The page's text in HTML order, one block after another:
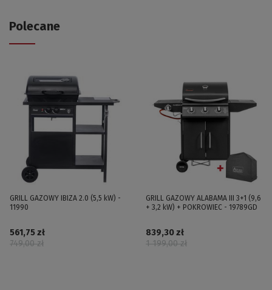
Polecane
GRILL GAZOWY IBIZA 2.0 (5,5 kW) -
11990
749,00 zł
561,75 zł
GRILL GAZOWY ALABAMA III 3+1 (9,6
+ 3,2 kW) + POKROWIEC - 19789GD
1 199,00 zł
839,30 zł